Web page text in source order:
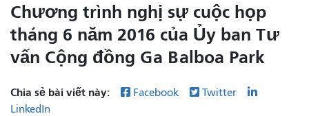
Chương trình nghị sự cuộc họp
tháng 6 năm 2016 của Ủy ban Tư
vấn Cộng đồng Ga Balboa Park
Chia sẻ bài viết này: Facebook
Twitter
LinkedIn